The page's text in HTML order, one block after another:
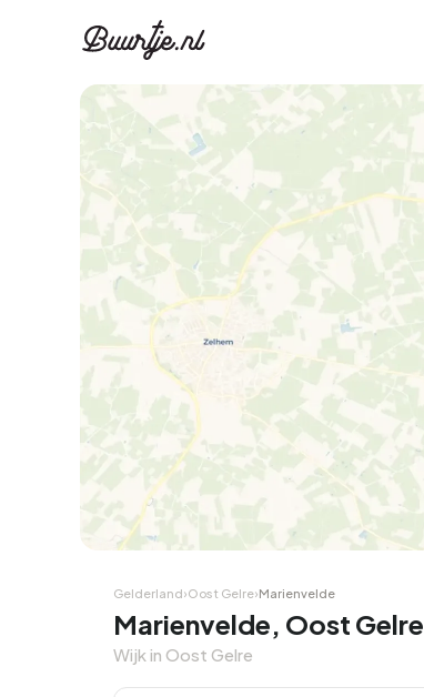
Gelderland›Oost Gelre›Marienvelde
Marienvelde, Oost Gelre
Wijk in Oost Gelre